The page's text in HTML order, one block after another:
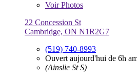
VoirPhotos
22 Concession St
Cambridge, ON N1R2G7
(519) 740-8993
Ouvert aujourd'hui de 6h
(Ainslie St S)